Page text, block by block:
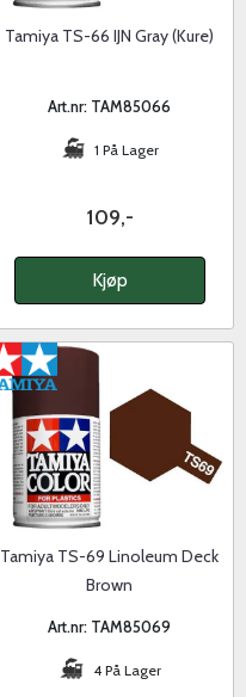
Tamiya TS-66 IJN Gray (Kure)
Art.nr: TAM85066
1 På Lager
109,-
Kjøp
Tamiya TS-69 Linoleum Deck
Brown
Art.nr: TAM85069
4 På Lager